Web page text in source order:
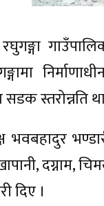
रघुगङ्गा
स्तरोन्नति
भवबहादुर
दग्नाम,
दिए ।